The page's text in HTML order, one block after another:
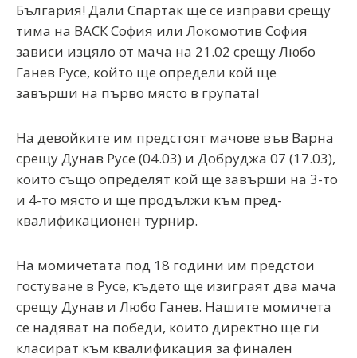
България! Дали Спартак ще се изправи срещу
тима на ВАСК София или Локомотив София
зависи изцяло от мача на 21.02 срещу Любо
Ганев Русе, който ще определи кой ще
завърши на първо място в групата!
На девойките им предстоят мачове във Варна
срещу Дунав Русе (04.03) и Добруджа 07 (17.03),
които също определят кой ще завърши на 3-то
и 4-то място и ще продължи към пред-
квалификационен турнир.
На момичетата под 18 години им предстои
гостуване в Русе, където ще изиграят два мача
срещу Дунав и Любо Ганев. Нашите момичета
се надяват на победи, които директно ще ги
класират към квалификация за финален